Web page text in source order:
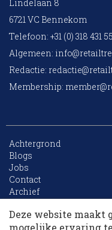
Lindelaan 8
6721 VC Bennekom
Telefoon: +31 (0) 318 431
Algemeen:
Redactie:
Membership:
Achtergrond
Blogs
Jobs
Contact
Archief
Deze website maakt
mogelijke ervaring te
Korting op events